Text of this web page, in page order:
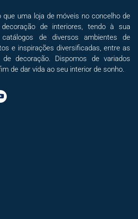
que uma loja de móveis no concelho de
de interiores, tendo à sua
catálogos de diversos ambientes de
e inspirações diversificadas, entre as
decoração. Dispomos de variados
de dar vida ao seu interior de sonho.